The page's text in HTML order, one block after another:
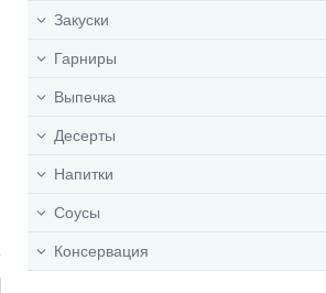
Закуски
Гарниры
Выпечка
Десерты
Напитки
Соусы
Консервация